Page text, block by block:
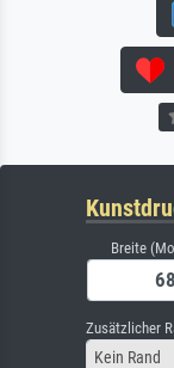
Breite
Zusätzlicher
Kein Rand